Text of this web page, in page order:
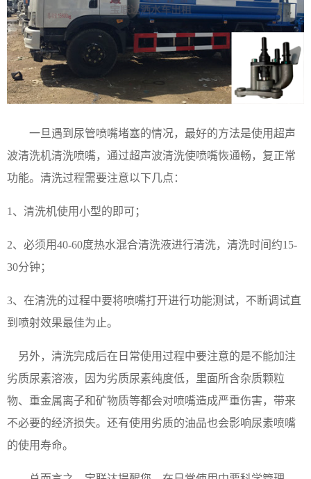
一旦遇到尿管喷嘴堵塞的情况，最好的方法是使用超声
波清洗机清洗喷嘴，通过超声波清洗使喷嘴恢通畅，复正常
功能。清洗过程需要注意以下几点：
1、 清洗机使用小型的即可；
2、 必须用40-60度热水混合清洗液进行清洗，清洗时间约15-
30分钟；
3、 在清洗的过程中要将喷嘴打开进行功能测试，不断调试直
到喷射效果最佳为止。
另外， 清洗完成后在 日常使用过程中要注意的是不能加注
劣质尿素溶液，因为劣质尿素纯度低，里面所含杂质颗粒
物、重金属离子和矿物质等都会对喷嘴造成严重伤害，带来
不必要的经济损失。还有使用劣质的油品也会影响尿素喷嘴
的使用寿命。